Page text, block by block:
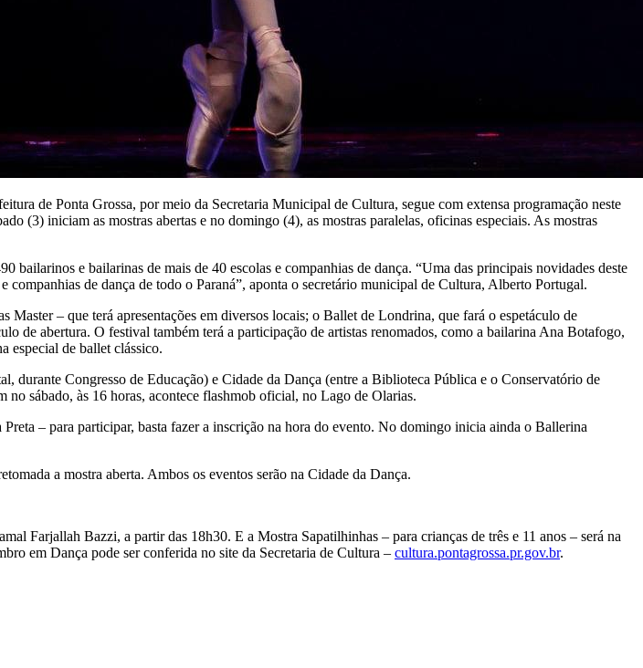
de Ponta Grossa, por meio da Secretaria Municipal de Cultura, segue com extensa programação neste
(3) iniciam as mostras abertas e no domingo (4), as mostras paralelas, oficinas especiais. As mostras
bailarinos e bailarinas de mais de 40 escolas e companhias de dança. “Uma das principais novidades deste
de dança de todo o Paraná”, aponta o secretário municipal de Cultura, Alberto Portugal.
– que terá apresentações em diversos locais; o Ballet de Londrina, que fará o espetáculo de
de abertura. O festival também terá a participação de artistas renomados, como a bailarina Ana Botafogo,
especial de ballet clássico.
durante Congresso de Educação) e Cidade da Dança (entre a Biblioteca Pública e o Conservatório de
sábado, às 16 horas, acontece flashmob oficial, no Lago de Olarias.
– para participar, basta fazer a inscrição na hora do evento. No domingo inicia ainda o Ballerina
a mostra aberta. Ambos os eventos serão na Cidade da Dança.
Farjallah Bazzi, a partir das 18h30. E a Mostra Sapatilhinhas – para crianças de três e 11 anos – será na
em Dança pode ser conferida no site da Secretaria de Cultura – cultura.pontagrossa.pr.gov.br.